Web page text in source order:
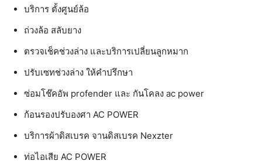
บริการ ตั้งศูนย์ล้อ
ถ่วงล้อ สลับยาง
ตรวจเช็คช่วงล่าง และบริการเปลี่ยนลูกหมาก
ปรับเซทช่วงล่าง ให้คำปรึกษา
ซ่อมโช๊คอัพ profender และ กันโคลง ac power
ก้อนรองปรับองศา AC POWER
บริการผ้าดิสเบรค จานดิสเบรค Nexzter
ท่อไอเสีย AC POWER